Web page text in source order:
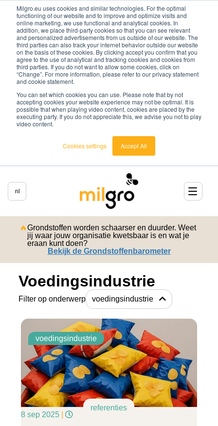
Milgro.eu uses cookies and similar technologies. For the optimal
functioning of our website and to improve and optimize visits and
online marketing, we use functional and analytical cookies. In
addition, we place third-party cookies so that you can see relevant
and personalized advertisements from us outside of our website. The
third parties can also track your internet behavior outside our website
on the basis of these cookies. By clicking accept you confirm that you
agree to the use of analytical and tracking cookies and cookies from
third parties. If you do not want to allow some cookies, click on
“Change”. For more information, please refer to our privacy statement
and cookie statement.
You can set which cookies you can use. Please note that by not
accepting cookies your website experience may not be optimal. It is
possible that when playing video content, cookies are placed by the
executing party. If you do not appreciate this, we advise you not to play
video content.
Cookies settings Accept All
english
nl
🔥Grondstoffen worden schaarser en duurder. Weet
jij waar jouw organisatie kwetsbaar is en wat je
eraan kunt doen?
Bekijk de Grondstoffenbarometer
Voedingsindustrie
Filter op onderwerp voedingsindustrie
voedingsindustrie
referenties
8 sep 2025